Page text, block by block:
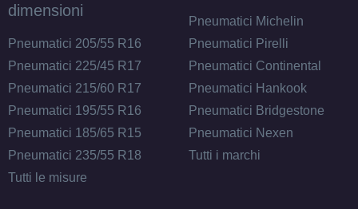
dimensioni
Pneumatici 205/55 R16
Pneumatici 225/45 R17
Pneumatici 215/60 R17
Pneumatici 195/55 R16
Pneumatici 185/65 R15
Pneumatici 235/55 R18
Tutti le misure
Pneumatici Michelin
Pneumatici Pirelli
Pneumatici Continental
Pneumatici Hankook
Pneumatici Bridgestone
Pneumatici Nexen
Tutti i marchi